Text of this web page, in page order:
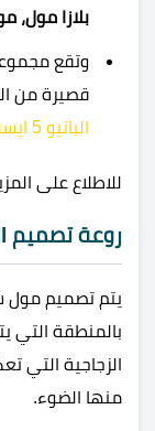
بلازا مول،
وتقع
قصيرة من
الباتيو 5 ايست
للاطلاع على
روعة تصميم Solaria Mall
يتم تصميم مول
بالمنطقة التي
الزجاجية التي
منها الضوء.